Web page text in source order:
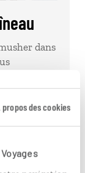
propos des cookies
dans